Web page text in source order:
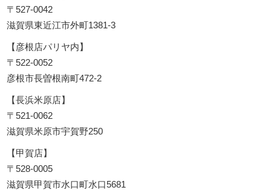
〒527-0042
滋賀県東近江市外町1381-3
【彦根店パリヤ内】
〒522-0052
彦根市長曽根南町472-2
【長浜米原店】
〒521-0062
滋賀県米原市宇賀野250
【甲賀店】
〒528-0005
滋賀県甲賀市水口町水口5681